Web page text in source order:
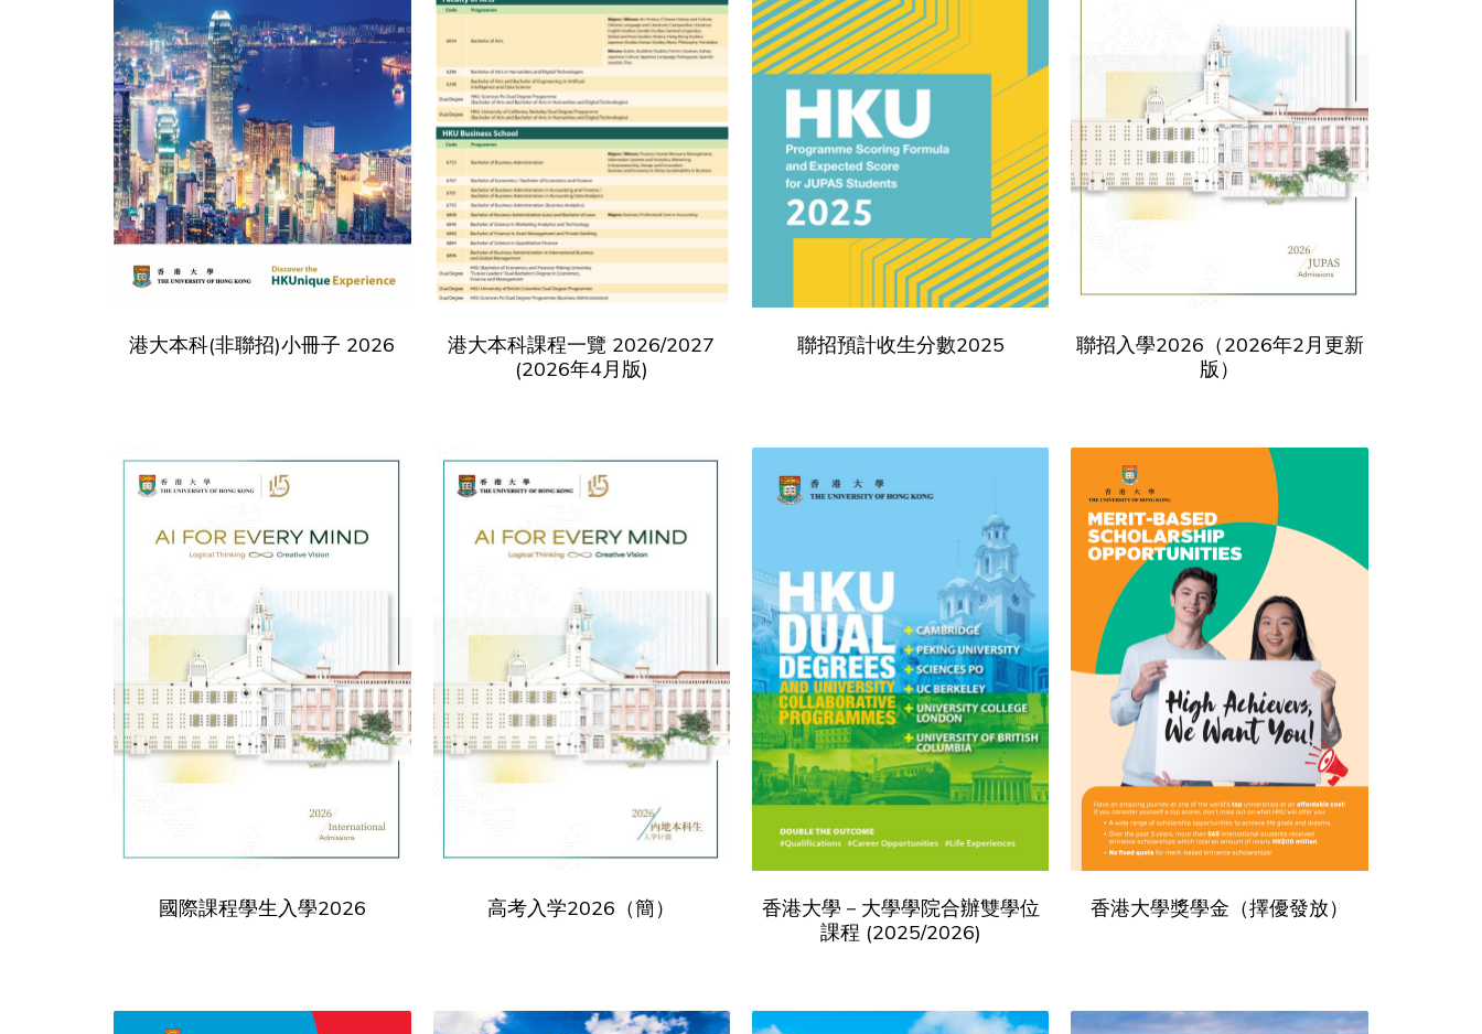
港大本科(非聯招)小冊子 2026
港大本科課程一覽 2026/2027
(2026年4月版)
聯招預計收生分數2025
聯招入學2026（2026年2月更新
版）
國際課程學生入學2026 高考入学2026（簡）
香港大學－大學學院合辦雙學位
課程 (2025/2026)
香港大學獎學金（擇優發放）